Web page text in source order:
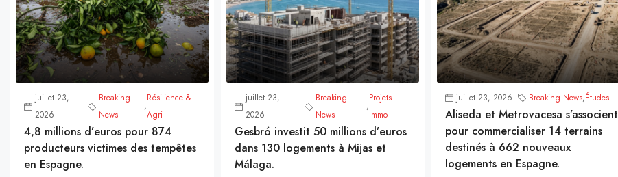
juillet 23,
2026
Breaking
News
,
Résilience &
Agri
4,8 millions d’euros pour 874
producteurs victimes des tempêtes
en Espagne.
juillet 23,
2026
Breaking
News
,
Projets
Immo
Gesbró investit 50 millions d’euros
dans 130 logements à Mijas et
Málaga.
juillet 23, 2026 Breaking News,Études
Aliseda et Metrovacesa s’associent
pour commercialiser 14 terrains
destinés à 662 nouveaux
logements en Espagne.